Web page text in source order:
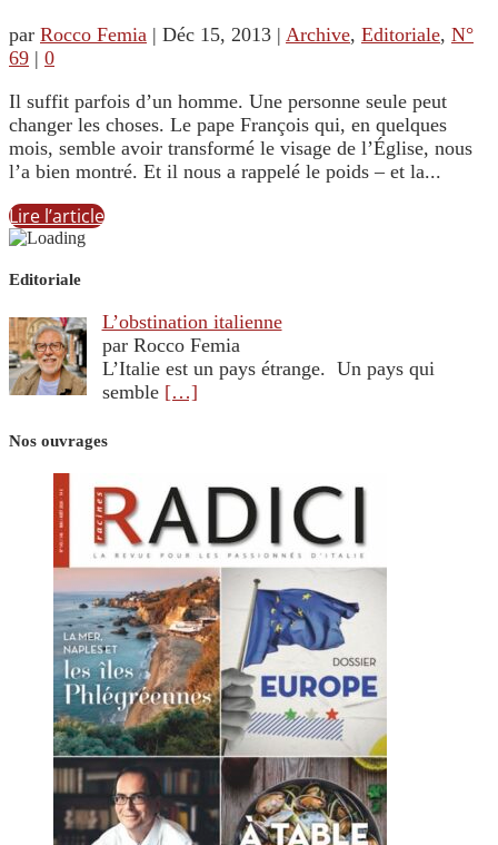
par Rocco Femia | Déc 15, 2013 | Archive, Editoriale, N°
69 | 0
Il suffit parfois d’un homme. Une personne seule peut
changer les choses. Le pape François qui, en quelques
mois, semble avoir transformé le visage de l’Église, nous
l’a bien montré. Et il nous a rappelé le poids – et la...
Lire l’article
Editoriale
L’obstination italienne
par Rocco Femia
L’Italie est un pays étrange. Un pays qui
semble […]
Nos ouvrages